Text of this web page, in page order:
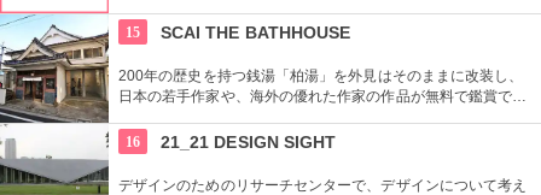
が由来とも言われています。鎌倉五山では由来となった「建長
汁」を頂くことができます。質素な味わいの中に鎌倉の歴史を
感じる一品です。
15 SCAI THE BATHHOUSE
200年の歴史を持つ銭湯「柏湯」を外見はそのままに改装し、
日本の若手作家や、海外の優れた作家の作品が無料で鑑賞でき
16
21_21 DESIGN SIGHT
デザインのためのリサーチセンターで、デザインについて考え